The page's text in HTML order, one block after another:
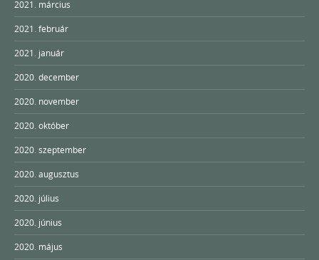
2021. március
2021. február
2021. január
2020. december
2020. november
2020. október
2020. szeptember
2020. augusztus
2020. július
2020. június
2020. május